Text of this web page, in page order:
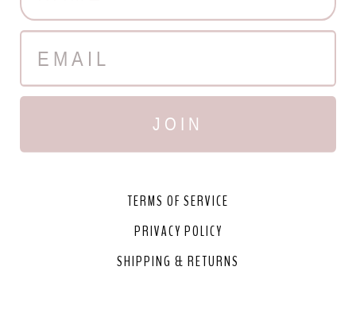
JOIN
TERMS OF SERVICE
PRIVACY POLICY
SHIPPING & RETURNS